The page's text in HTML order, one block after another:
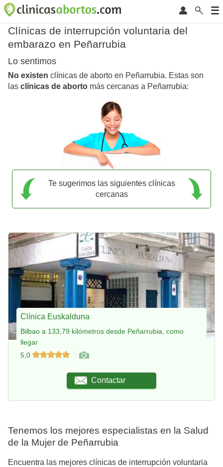
Clínicas de interrupción voluntaria del
embarazo en Peñarrubia
Lo sentimos
No existen clínicas de aborto en Peñarrubia. Estas son
las clínicas de aborto más cercanas a Peñarrubia:
Te sugerimos las siguientes clínicas
cercanas
Clínica Euskalduna
Bilbao a 133,79 kilómetros desde Peñarrubia, como
llegar
5,0
Contactar
Tenemos los mejores especialistas en la Salud
de la Mujer de Peñarrubia
Encuentra las mejores clínicas de interrupción voluntaria